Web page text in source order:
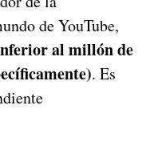
de YouTube,
al millón de
. Es